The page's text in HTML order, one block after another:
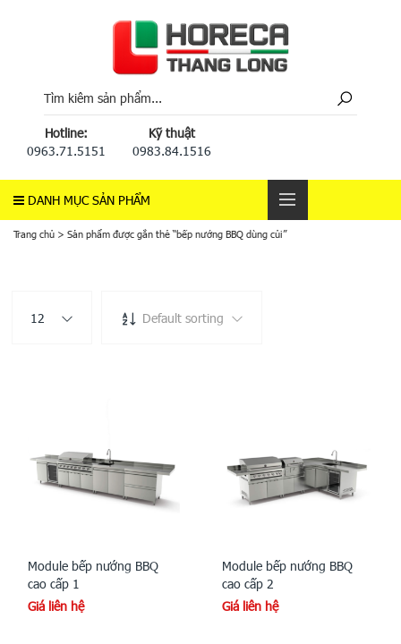
Hotline:
0963.71.5151
Kỹ thuật
0983.84.1516
DANH MỤC SẢN PHẨM
Trang chủ > Sản phẩm được gắn thẻ “bếp nướng BBQ dùng củi”
12 Default sorting
Module bếp nướng BBQ
cao cấp 1
Giá liên hệ
Module bếp nướng BBQ
cao cấp 2
Giá liên hệ